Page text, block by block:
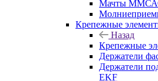
Мачты
Крепежные
Назад
Крепежные
Держатели
Держатели
EKF